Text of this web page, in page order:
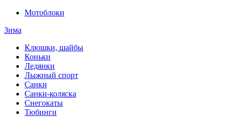
Мотоблоки
Зима
Клюшки, шайбы
Коньки
Ледянки
Лыжный спорт
Санки
Санки-коляска
Снегокаты
Тюбинги